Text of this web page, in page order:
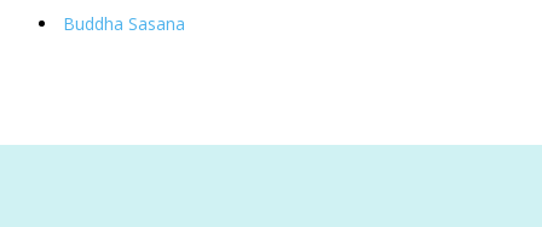
Buddha Sasana